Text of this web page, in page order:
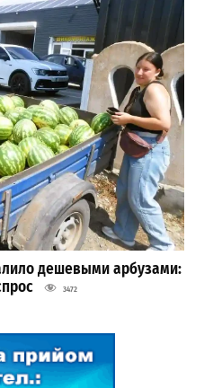
дешевыми арбузами:
3472